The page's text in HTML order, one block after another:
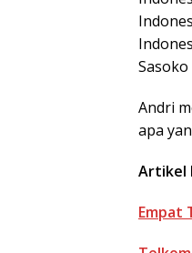
Andri
apa
Artikel
Empat